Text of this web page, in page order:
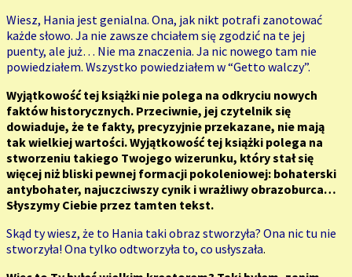
Wiesz, Hania jest genialna. Ona, jak nikt potrafi zanotować
każde słowo. Ja nie zawsze chciałem się zgodzić na te jej
puenty, ale już… Nie ma znaczenia. Ja nic nowego tam nie
powiedziałem. Wszystko powiedziałem w “Getto walczy”.
Wyjątkowość tej książki nie polega na odkryciu nowych
faktów historycznych. Przeciwnie, jej czytelnik się
dowiaduje, że te fakty, precyzyjnie przekazane, nie mają
tak wielkiej wartości. Wyjątkowość tej książki polega na
stworzeniu takiego Twojego wizerunku, który stał się
więcej niż bliski pewnej formacji pokoleniowej: bohaterski
antybohater, najuczciwszy cynik i wrażliwy obrazoburca…
Słyszymy Ciebie przez tamten tekst.
Skąd ty wiesz, że to Hania taki obraz stworzyła? Ona nic tu nie
stworzyła! Ona tylko odtworzyła to, co usłyszała.